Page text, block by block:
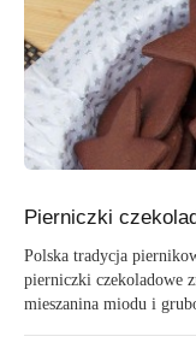
Pierniczki
Polska tradycja
pierniczki czekoladowe
mieszanina miodu i